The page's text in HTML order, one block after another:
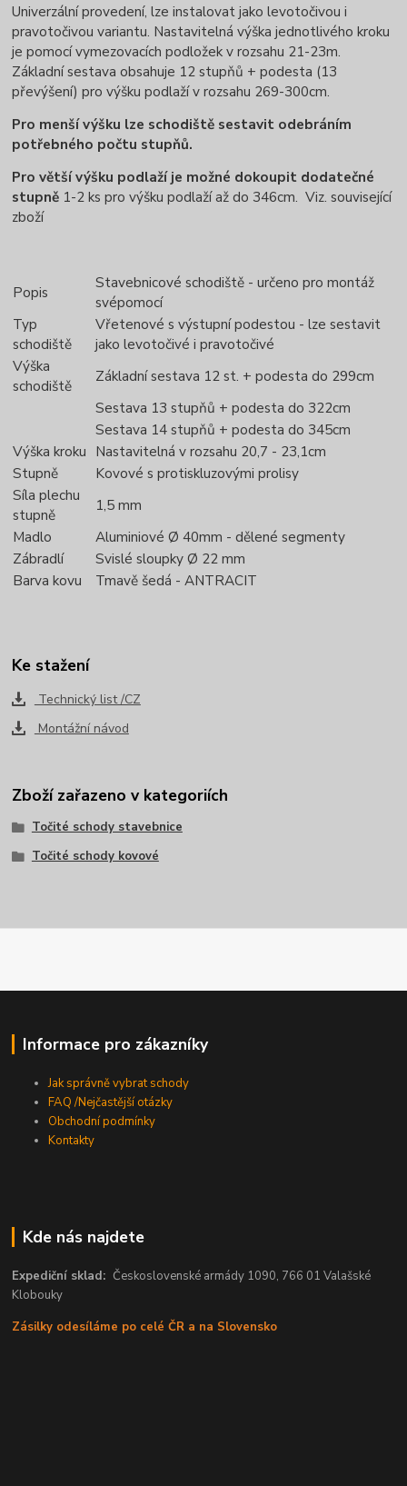
Univerzální provedení, lze instalovat jako levotočivou i
pravotočivou variantu. Nastavitelná výška jednotlivého kroku
je pomocí vymezovacích podložek v rozsahu 21-23m.
Základní sestava obsahuje 12 stupňů + podesta (13
převýšení) pro výšku podlaží v rozsahu 269-300cm.
Pro menší výšku lze schodiště sestavit odebráním
potřebného počtu stupňů.
Pro větší výšku podlaží je možné dokoupit dodatečné
stupně 1-2 ks pro výšku podlaží až do 346cm. Viz. související
zboží
Popis
Stavebnicové schodiště - určeno pro montáž
svépomocí
Typ
schodiště
Vřetenové s výstupní podestou - lze sestavit
jako levotočivé i pravotočivé
Výška
schodiště
Základní sestava 12 st. + podesta do 299cm
Sestava 13 stupňů + podesta do 322cm
Sestava 14 stupňů + podesta do 345cm
Výška kroku Nastavitelná v rozsahu 20,7 - 23,1cm
Stupně
Kovové s protiskluzovými prolisy
Síla plechu
stupně
1,5 mm
Madlo
Aluminiové Ø 40mm - dělené segmenty
Zábradlí
Svislé sloupky Ø 22 mm
Barva kovu
Tmavě šedá - ANTRACIT
Ke stažení
Technický list /CZ
Montážní návod
Zboží zařazeno v kategoriích
Točité schody stavebnice
Točité schody kovové
Informace pro zákazníky
Jak správně vybrat schody
FAQ /Nejčastější otázky
Obchodní podmínky
Kontakty
Kde nás najdete
Expediční sklad:Československé armády 1090, 766 01 Valašské
Klobouky
Zásilky odesíláme po celé ČR a na Slovensko